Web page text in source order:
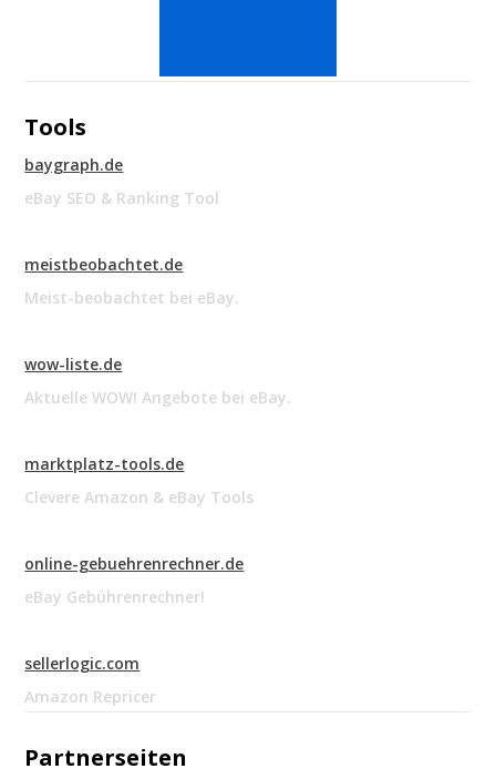
Tools
baygraph.de
eBay SEO & Ranking Tool
meistbeobachtet.de
Meist-beobachtet bei eBay.
wow-liste.de
Aktuelle WOW! Angebote bei eBay.
marktplatz-tools.de
Clevere Amazon & eBay Tools
online-gebuehrenrechner.de
eBay Gebührenrechner!
sellerlogic.com
Amazon Repricer
Partnerseiten